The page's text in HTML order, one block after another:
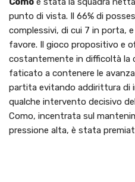
punto di vista. Il 66% di
complessivi, di cui 7 in porta, e
favore. Il gioco propositivo e
costantemente in difficoltà la
faticato a contenere le
partita evitando addirittura di
qualche intervento decisivo
Como, incentrata sul
pressione alta, è stata